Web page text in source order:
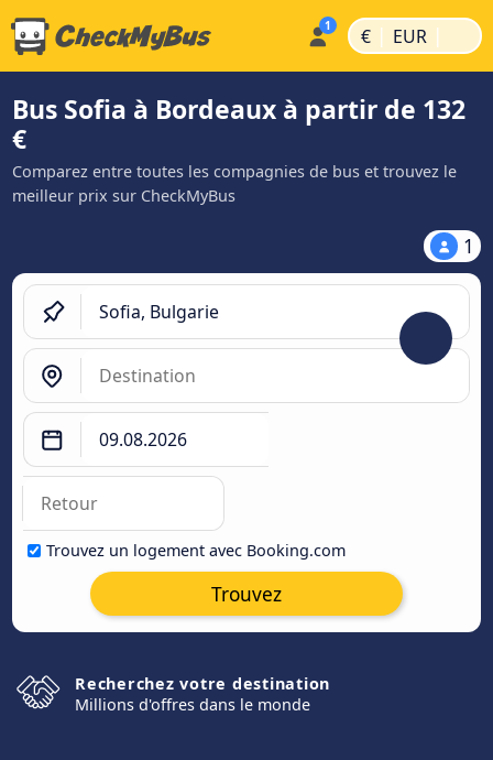
€ | EUR |
Bus Sofia à Bordeaux à partir de 132
€
Comparez entre toutes les compagnies de bus et trouvez le
meilleur prix sur CheckMyBus
1
Trouvez un logement avec Booking.com
Trouvez
Recherchez votre destination
Millions d'offres dans le monde